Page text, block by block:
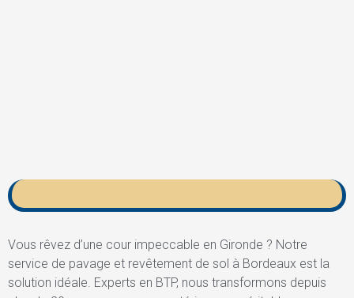
Vous rêvez d’une cour impeccable en Gironde ? Notre
service de pavage et revêtement de sol à Bordeaux est la
solution idéale. Experts en BTP, nous transformons depuis